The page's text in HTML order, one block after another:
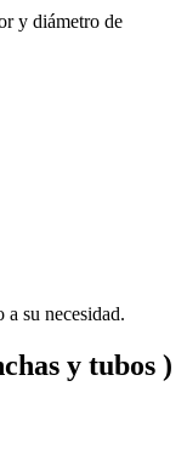
y diámetro de
a su necesidad.
y tubos )